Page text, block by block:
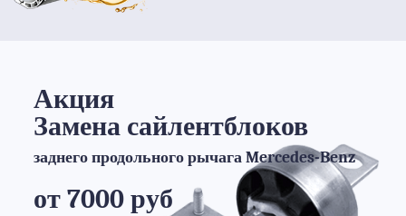
Акция
Замена сайлентблоков
заднего продольного рычага Mercedes-Benz
от 7000 руб